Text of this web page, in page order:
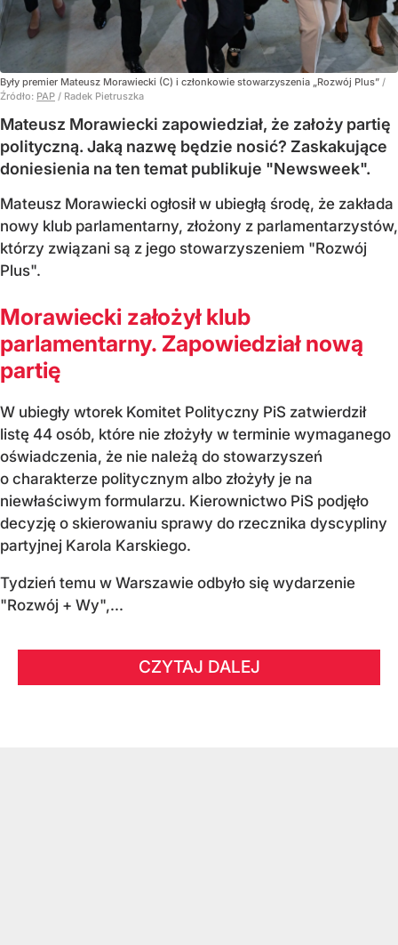
Były premier Mateusz Morawiecki (C) i członkowie stowarzyszenia „Rozwój Plus” /
Źródło: PAP / Radek Pietruszka
Mateusz Morawiecki zapowiedział, że założy partię
polityczną. Jaką nazwę będzie nosić? Zaskakujące
doniesienia na ten temat publikuje "Newsweek".
Mateusz Morawiecki ogłosił w ubiegłą środę, że zakłada
nowy klub parlamentarny, złożony z parlamentarzystów,
którzy związani są z jego stowarzyszeniem "Rozwój
Plus".
Morawiecki założył klub
parlamentarny. Zapowiedział nową
partię
W ubiegły wtorek Komitet Polityczny PiS zatwierdził
listę 44 osób, które nie złożyły w terminie wymaganego
oświadczenia, że nie należą do stowarzyszeń
o charakterze politycznym albo złożyły je na
niewłaściwym formularzu. Kierownictwo PiS podjęło
decyzję o skierowaniu sprawy do rzecznika dyscypliny
partyjnej Karola Karskiego.
Tydzień temu w Warszawie odbyło się wydarzenie
"Rozwój + Wy",...
CZYTAJ DALEJ